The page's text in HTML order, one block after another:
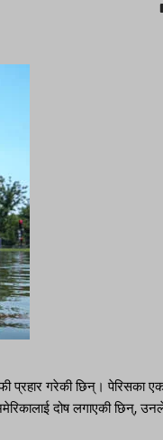
प्रहार गरेकी छिन्। पेरिसका
दोष लगाएकी छिन्,